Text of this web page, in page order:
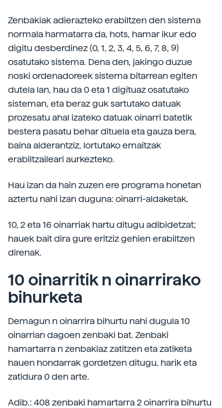
Zenbakiak adierazteko erabiltzen den sistema
normala harmatarra da, hots, hamar ikur edo
digitu desberdinez (0, 1, 2, 3, 4, 5, 6, 7, 8, 9)
osatutako sistema. Dena den, jakingo duzue
noski ordenadoreek sistema bitarrean egiten
dutela lan, hau da 0 eta 1 digituaz osatutako
sisteman, eta beraz guk sartutako datuak
prozesatu ahal izateko datuak oinarri batetik
bestera pasatu behar dituela eta gauza bera,
baina alderantziz, lortutako emaitzak
erabiltzaileari aurkezteko.
Hau izan da hain zuzen ere programa honetan
aztertu nahi izan duguna: oinarri-aldaketak.
10, 2 eta 16 oinarriak hartu ditugu adibidetzat;
hauek bait dira gure eritziz gehien erabiltzen
direnak.
10 oinarritik n oinarrirako
bihurketa
Demagun n oinarrira bihurtu nahi dugula 10
oinarrian dagoen zenbaki bat. Zenbaki
hamartarra n zenbakiaz zatitzen eta zatiketa
hauen hondarrak gordetzen ditugu, harik eta
zatidura 0 den arte.
Adib.: 408 zenbaki hamartarra 2 oinarrira bihurtu